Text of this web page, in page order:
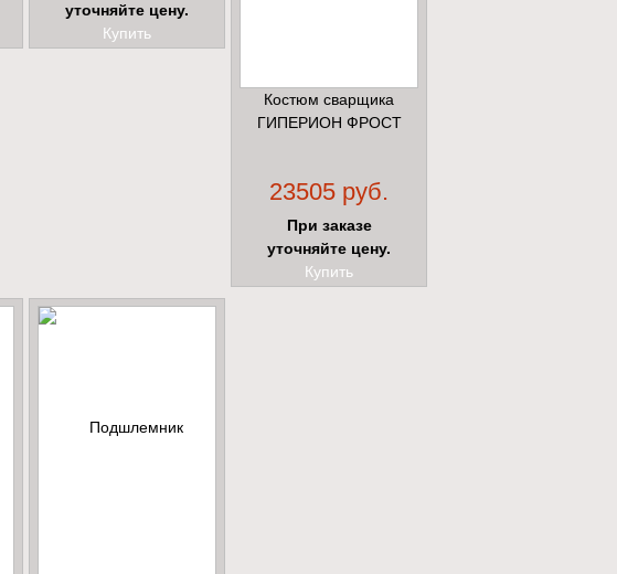
уточняйте цену.
Купить
Костюм сварщика
ГИПЕРИОН ФРОСТ
23505 руб.
При заказе
уточняйте цену.
Купить